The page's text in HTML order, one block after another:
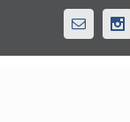
Email